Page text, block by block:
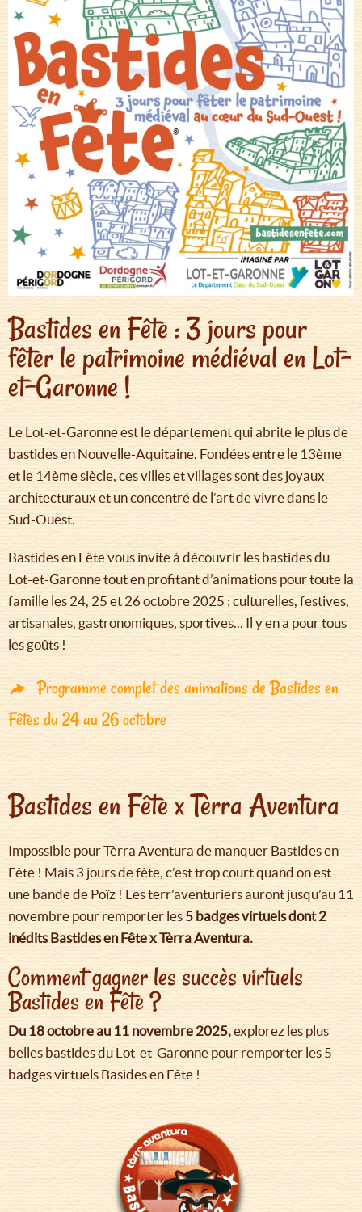
Bastides en Fête : 3 jours pour
fêter le patrimoine médiéval en Lot-
et-Garonne !
Le Lot-et-Garonne est le département qui abrite le plus de
bastides en Nouvelle-Aquitaine. Fondées entre le 13ème
et le 14ème siècle, ces villes et villages sont des joyaux
architecturaux et un concentré de l’art de vivre dans le
Sud-Ouest.
Bastides en Fête vous invite à découvrir les bastides du
Lot-et-Garonne tout en profitant d’animations pour toute la
famille les 24, 25 et 26 octobre 2025 : culturelles, festives,
artisanales, gastronomiques, sportives... Il y en a pour tous
les goûts !
Programme complet des animations de Bastides en
Fêtes du 24 au 26 octobre
Bastides en Fête x Tèrra Aventura
Impossible pour Tèrra Aventura de manquer Bastides en
Fête ! Mais 3 jours de fête, c’est trop court quand on est
une bande de Poïz ! Les terr’aventuriers auront jusqu’au 11
novembre pour remporter les 5 badges virtuels dont 2
inédits Bastides en Fête x Tèrra Aventura.
Comment gagner les succès virtuels
Bastides en Fête ?
Du 18 octobre au 11 novembre 2025,explorez les plus
belles bastides du Lot-et-Garonne pour remporter les 5
badges virtuels Basides en Fête !